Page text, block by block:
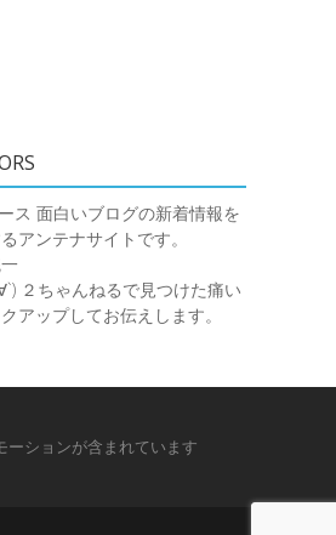
ス 面白いブログの新着情報を
アンテナサイトです。
２ちゃんねるで見つけた痛い
アップしてお伝えします。
ーションが含まれています